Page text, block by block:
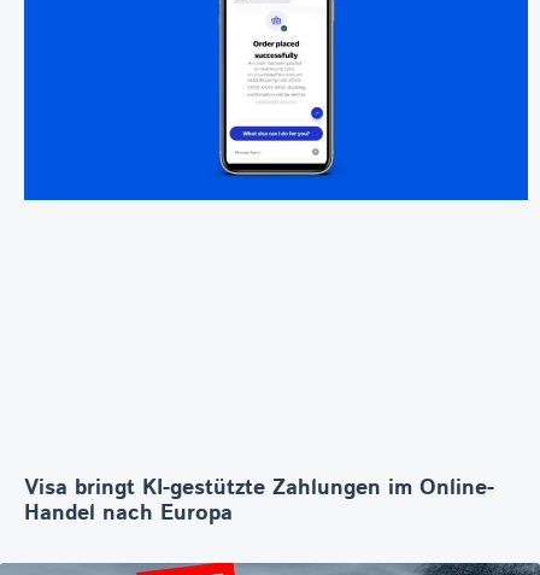
Visa bringt KI-gestützte Zahlungen im Online-
Handel nach Europa